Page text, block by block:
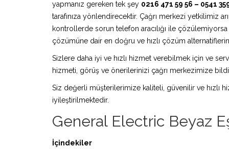
yapmanız gereken tek şey 0216 471 59 56 – 0541
tarafınıza yönlendirecektir. Çağrı merkezi yetkilimiz
kontrollerde sorun telefon aracılığı ile
çözümüne dair en doğru ve hızlı çözüm
Sizlere daha iyi ve hızlı hizmet verebilmek için ve
hizmeti, görüş ve önerilerinizi çağrı merkezimize
Siz değerli müşterilerimize kaliteli, güvenilir ve hızlı
iyileştirilmektedir.
General Electric Beyaz
İçindekiler